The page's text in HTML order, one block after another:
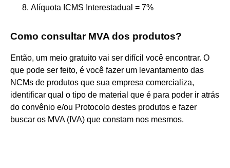
Alíquota ICMS Interestadual = 7%
Como consultar MVA dos produtos?
Então, um meio gratuito vai ser difícil você encontrar. O
que pode ser feito, é você fazer um levantamento das
NCMs de produtos que sua empresa comercializa,
identificar qual o tipo de material que é para poder ir atrás
do convênio e/ou Protocolo destes produtos e fazer
buscar os MVA (IVA) que constam nos mesmos.